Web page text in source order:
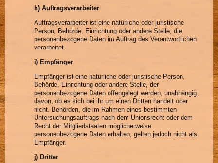
h) Auftragsverarbeiter
Auftragsverarbeiter ist eine natürliche oder juristische
Person, Behörde, Einrichtung oder andere Stelle, die
personenbezogene Daten im Auftrag des Verantwortlichen
verarbeitet.
i) Empfänger
Empfänger ist eine natürliche oder juristische Person,
Behörde, Einrichtung oder andere Stelle, der
personenbezogene Daten offengelegt werden, unabhängig
davon, ob es sich bei ihr um einen Dritten handelt oder
nicht. Behörden, die im Rahmen eines bestimmten
Untersuchungsauftrags nach dem Unionsrecht oder dem
Recht der Mitgliedstaaten möglicherweise
personenbezogene Daten erhalten, gelten jedoch nicht als
Empfänger.
j) Dritter